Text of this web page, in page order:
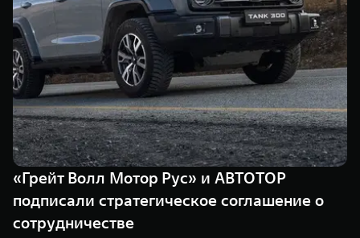
TANK 500
Веди за собой
от 6 499 000 ₽
TANK 700
Сила
от 10 199
ПОКУПКА АВТОМОБИЛЯ
TANK Финансы
Корпоративным клиентам
TANK ФИНАНСЫ
TANK Кредит
TANK Лизинг
TANK Страхование
Сервис
Специальные предложения
Моторные масла
ЦИФРОВЫЕ СЕРВИСЫ TANK
Цифровые сервисы TANK
Подписки
«Грейт Волл Мотор Рус» и АВТОТОР
подписали стратегическое соглашение о
сотрудничестве